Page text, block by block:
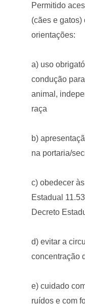
Permitido
(cães e
orientações:
a) uso
condução
animal,
raça
b)
na portaria/
c) obedecer
Estadual
Decreto
d) evitar a
concentração
e) cuidado
ruídos e com